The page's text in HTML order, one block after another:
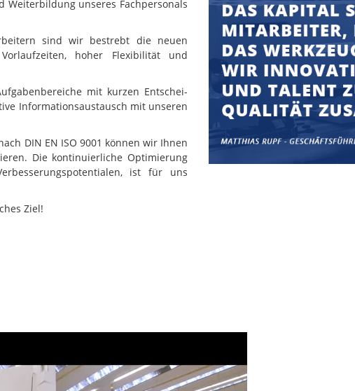
unseres Fachpersonals
sind wir bestrebt die neuen
hoher Flexibilität und
mit kurzen Entschei-
Informationsaustausch mit unseren
DIN EN ISO 9001 können wir Ihnen
Die kontinuierliche Optimierung
ist für uns
Ziel!